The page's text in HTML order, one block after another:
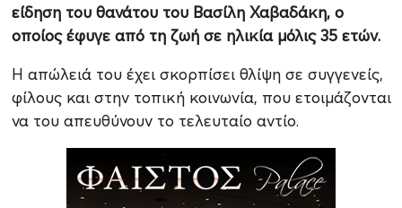
είδηση του θανάτου του Βασίλη Χαβαδάκη, ο
οποίος έφυγε από τη ζωή σε ηλικία μόλις 35 ετών.
Η απώλειά του έχει σκορπίσει θλίψη σε συγγενείς,
φίλους και στην τοπική κοινωνία, που ετοιμάζονται
να του απευθύνουν το τελευταίο αντίο.